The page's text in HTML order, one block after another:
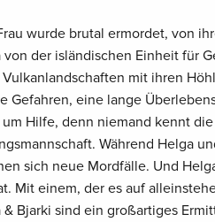
wurde brutal ermordet, von
von der isländischen Einheit für
mit ihren
Gefahren, eine lange
um Hilfe, denn niemand kennt
Während Helga
sich neue Mordfälle. Und
Mit einem, der es auf
& Bjarki sind ein großartiges